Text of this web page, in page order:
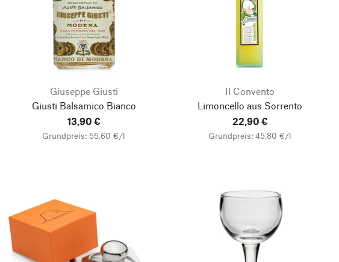
Giuseppe Giusti
Giusti Balsamico Bianco
13,90 €
Grundpreis: 55,60 €/l
Il Convento
Limoncello aus Sorrento
22,90 €
Grundpreis: 45,80 €/l